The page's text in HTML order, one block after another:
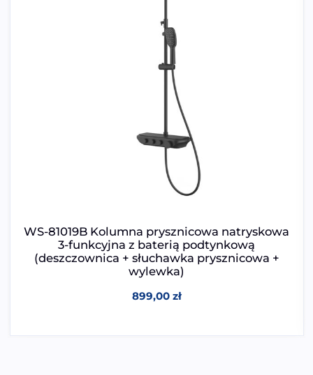
WS-81019B Kolumna prysznicowa natryskowa
3-funkcyjna z baterią podtynkową
(deszczownica + słuchawka prysznicowa +
wylewka)
899,00 zł